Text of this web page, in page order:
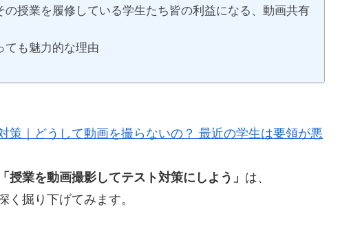
授業を履修している学生たち皆の利益になる、動画共有
ても魅力的な理由
策｜どうして動画を撮らないの？ 最近の学生は要領が悪
「授業を動画撮影してテスト対策にしよう」 は、
く掘り下げてみます。